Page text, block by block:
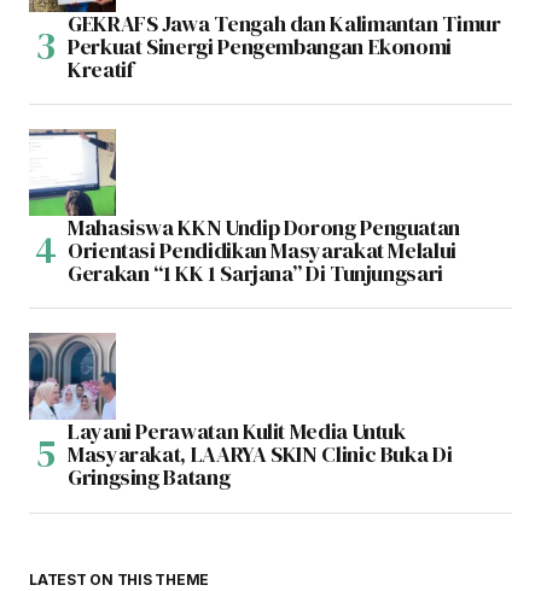
GEKRAFS Jawa Tengah dan Kalimantan Timur
Perkuat Sinergi Pengembangan Ekonomi
Kreatif
Mahasiswa KKN Undip Dorong Penguatan
Orientasi Pendidikan Masyarakat Melalui
Gerakan “1 KK 1 Sarjana” Di Tunjungsari
Layani Perawatan Kulit Media Untuk
Masyarakat, LAARYA SKIN Clinic Buka Di
Gringsing Batang
LATEST ON THIS THEME